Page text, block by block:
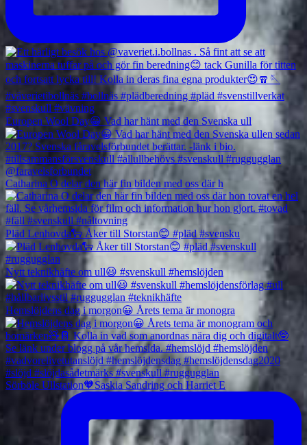
Europen Wool Day😀 Vad har hänt med den Svenska ull
Catharina O delar den här fin bilden med oss där h
Pläd Lenhovda🐑 Åker till Storstan😊 #pläd #svensku
Nytt teknikhäfte om ull😃 #svenskull #hemslöjden
Hemslöjdens dag i morgon😀 Årets tema är monogra
Sörböle Ullstation🧡Saskia Sandring och Harriet E